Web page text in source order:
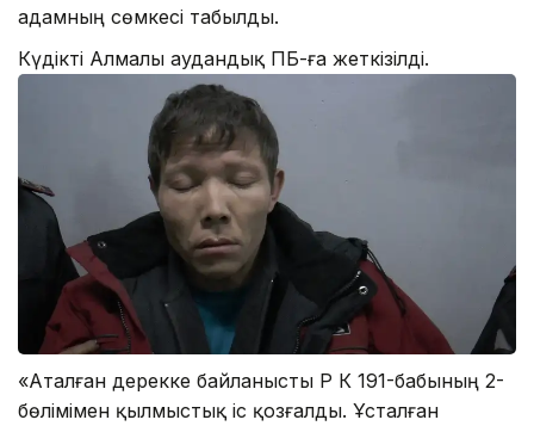
адамның сөмкесі табылды.
Күдікті Алмалы аудандық ПБ-ға жеткізілді.
«Аталған дерекке байланысты ҚР ҚК 191-бабының 2-
бөлімімен қылмыстық іс қозғалды. Ұсталған